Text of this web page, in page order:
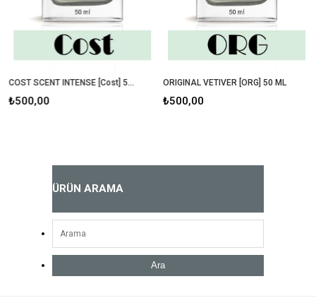
COST SCENT INTENSE [Cost] 50 ML
₺500,00
ORIGINAL VETIVER [ORG] 50 ML
₺500,00
ÜRÜN ARAMA
Ara